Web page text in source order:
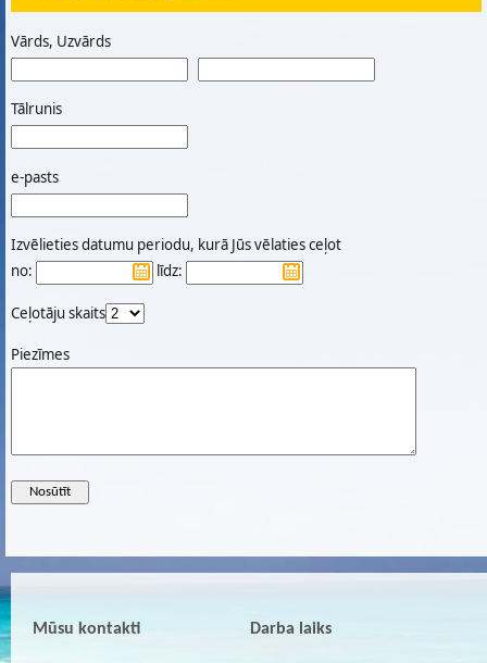
Vārds, Uzvārds
Tālrunis
e-pasts
Izvēlieties datumu periodu, kurā Jūs vēlaties ceļot
no:
līdz:
Ceļotāju skaits
Piezīmes
Mūsu kontakti Darba laiks